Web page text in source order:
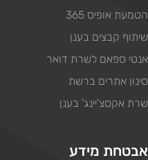
הטמעת אופיס 365
שיתוף קבצים בענן
אנטי ספאם לשרת דואר
סינון אתרים ברשת
שרת אקסצ'יינג' בענן
אבטחת מידע